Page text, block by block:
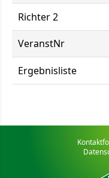
Richter 2
VeranstNr
Ergebnisliste